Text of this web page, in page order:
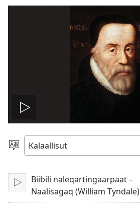
Play
video
Oqaatsit
toqqakkit
Isiginnaaruk/Tusarnaaruk
Biibili naleqartingaarpaat –
Naalisagaq (William Tyndale)